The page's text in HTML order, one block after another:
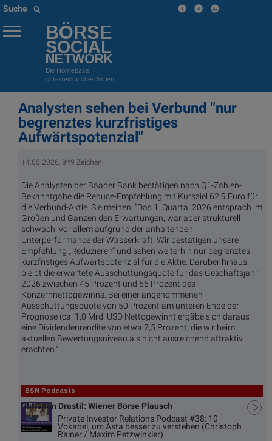
Suche |
BÖRSE
SOCIAL
NETWORK
Die Homebase
österreichischer Aktien
Analysten sehen bei Verbund "nur
begrenztes kurzfristiges
Aufwärtspotenzial"
14.05.2026, 849 Zeichen
Die Analysten der Baader Bank bestätigen nach Q1-Zahlen-
Bekanntgabe die Reduce-Empfehlung mit Kursziel 62,9 Euro für
die Verbund-Aktie. Sie meinen: "Das 1. Quartal 2026 entsprach im
Großen und Ganzen den Erwartungen, war aber strukturell
schwach, vor allem aufgrund der anhaltenden
Unterperformance der Wasserkraft. Wir bestätigen unsere
Empfehlung „Reduzieren“ und sehen weiterhin nur begrenztes
kurzfristiges Aufwärtspotenzial für die Aktie. Darüber hinaus
bleibt die erwartete Ausschüttungsquote für das Geschäftsjahr
2026 zwischen 45 Prozent und 55 Prozent des
Konzernnettogewinns. Bei einer angenommenen
Ausschüttungsquote von 50 Prozent am unteren Ende der
Prognose (ca. 1,0 Mrd. USD Nettogewinn) ergäbe sich daraus
eine Dividendenrendite von etwa 2,5 Prozent, die wir beim
aktuellen Bewertungsniveau als nicht ausreichend attraktiv
erachten."
BSN Podcasts
Christian Drastil: Wiener Börse Plausch
Private Investor Relations Podcast #38: 10
Vokabel, um Asta besser zu verstehen (Christoph
Rainer / Maxim Petzwinkler)